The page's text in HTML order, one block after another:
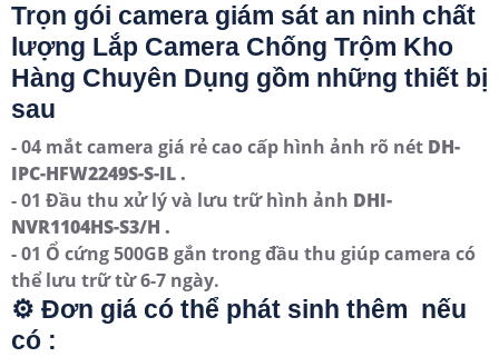
Trọn gói camera giám sát an ninh chất
lượng Lắp Camera Chống Trộm Kho
Hàng Chuyên Dụng gồm những thiết bị
sau
- 04 mắt camera giá rẻ cao cấp hình ảnh rõ nét DH-
IPC-HFW2249S-S-IL .
- 01 Đầu thu xử lý và lưu trữ hình ảnh DHI-
NVR1104HS-S3/H .
- 01 Ổ cứng 500GB gắn trong đầu thu giúp camera có
thể lưu trữ từ 6-7 ngày.
⚙ Đơn giá có thể phát sinh thêm nếu
có :